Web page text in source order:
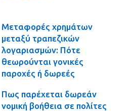
Μεταφορές χρημάτων
μεταξύ τραπεζικών
λογαριασμών: Πότε
θεωρούνται γονικές
παροχές ή δωρεές
Πως παρέχεται δωρεάν
νομική βοήθεια σε πολίτες